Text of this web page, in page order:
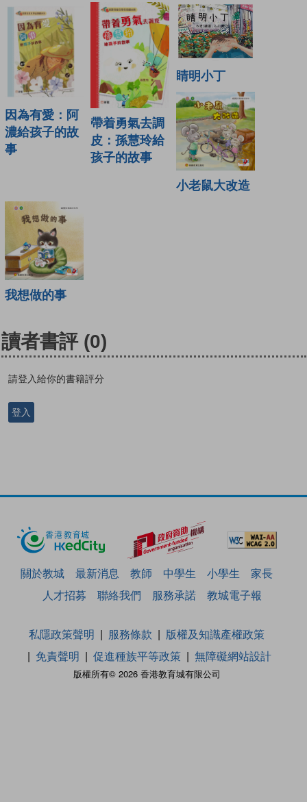
因為有愛：阿
濃給孩子的故
事
帶着勇氣去調
皮：孫慧玲給
孩子的故事
睛明小丁
小老鼠大改造
我想做的事
讀者書評 (0)
請登入給你的書籍評分
登入
關於教城 最新消息 教師 中學生 小學生
家長
人才招募
聯絡我們 服務承諾 教城電子報
版權所有© 2026 香港教育城有限公司
私隱政策聲明 服務條款
版權及知識產權政策
免責聲明
促進種族平等政策 無障礙網站設計